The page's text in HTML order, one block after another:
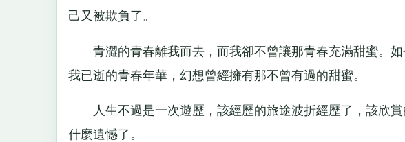
己又被欺負了。
青澀的青春離我而去，而我卻不曾讓那青春充滿甜蜜。如
我已逝的青春年華，幻想曾經擁有那不曾有過的甜蜜。
人生不過是一次遊歷，該經歷的旅途波折經歷了，該欣賞
什麼遺憾了。